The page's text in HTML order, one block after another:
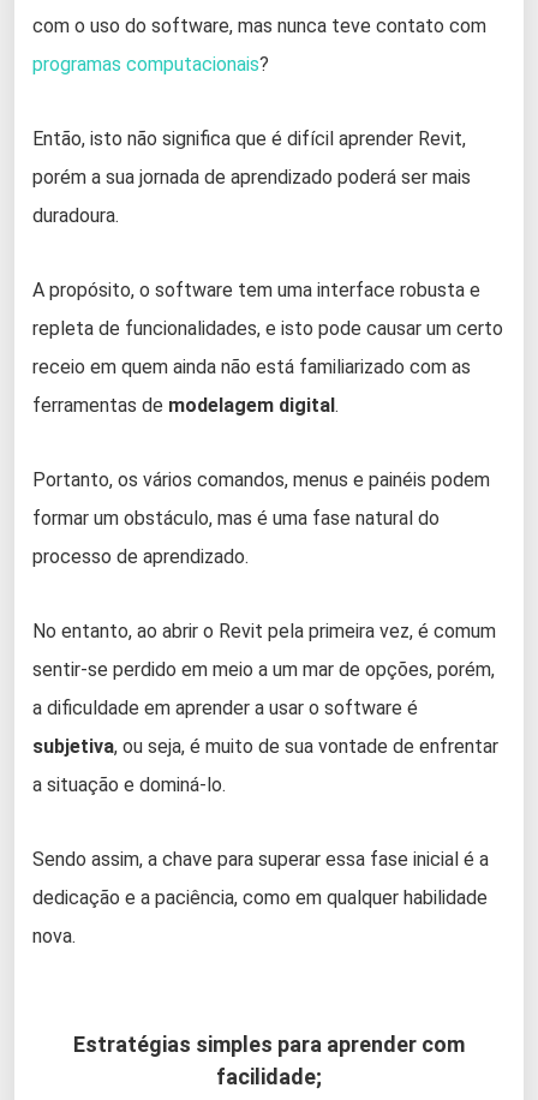
com o uso do software, mas nunca teve contato com
programas computacionais?
Então, isto não significa que é difícil aprender Revit,
porém a sua jornada de aprendizado poderá ser mais
duradoura.
A propósito, o software tem uma interface robusta e
repleta de funcionalidades, e isto pode causar um certo
receio em quem ainda não está familiarizado com as
ferramentas de modelagem digital.
Portanto, os vários comandos, menus e painéis podem
formar um obstáculo, mas é uma fase natural do
processo de aprendizado.
No entanto, ao abrir o Revit pela primeira vez, é comum
sentir-se perdido em meio a um mar de opções, porém,
a dificuldade em aprender a usar o software é
subjetiva, ou seja, é muito de sua vontade de enfrentar
a situação e dominá-lo.
Sendo assim, a chave para superar essa fase inicial é a
dedicação e a paciência, como em qualquer habilidade
nova.
Estratégias simples para aprender com
facilidade;